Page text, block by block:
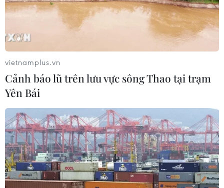
Giá dầu giảm nhẹ khi thị trường theo sát
đàm phán Nga-Ukraine
Giá dầu Brent giảm 8 xu Mỹ (0,1%) xuống 72,08
USD/thùng vào lúc 7 giờ 46 phút (giờ Việt Nam); giá
dầu ngọt nhẹ (WTI) của Mỹ cũng giảm 5 xu Mỹ (0,1%)
xuống 68,23 USD/thùng.
vietnamplus.vn
Cảnh báo lũ trên lưu vực sông Thao tại trạm
Yên Bái